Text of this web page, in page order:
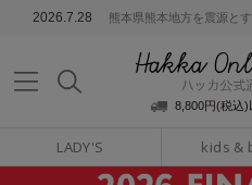
2026.7.28 熊本県熊本地方を震源とする
8,800円(税込)
LADY'S kids &
通販サイト